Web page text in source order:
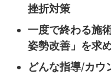
挫折対策
一度で終わる施
姿勢改善」を求
どんな指導/カウ